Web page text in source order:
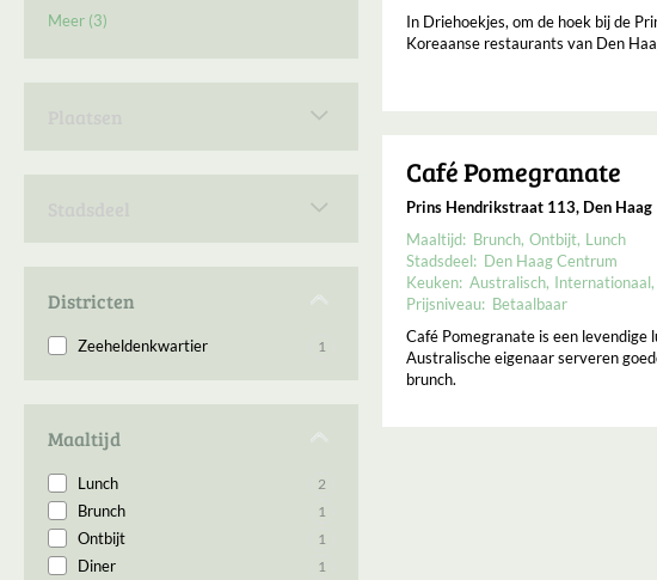
Meer (3)Binnenkort geopend
Districten
Zeeheldenkwartier 1
Maaltijd
Lunch 2
Brunch 1
Ontbijt 1
Diner 1
In Driehoekjes, om de hoek bij de
Koreaanse restaurants van Den
Café Pomegranate
Prins Hendrikstraat 113, Den Haag
Maaltijd: Brunch Ontbijt Lunch
Stadsdeel: Den Haag Centrum
Keuken: Australisch Internationaal
Prijsniveau: Betaalbaar
Café Pomegranate is een
Australische eigenaar serveren
brunch.